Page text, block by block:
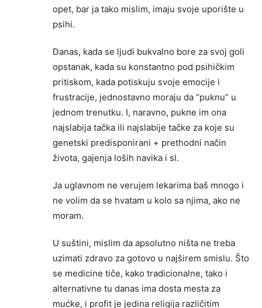
opet, bar ja tako mislim, imaju svoje uporište u
psihi.
Danas, kada se ljudi bukvalno bore za svoj goli
opstanak, kada su konstantno pod psihičkim
pritiskom, kada potiskuju svoje emocije i
frustracije, jednostavno moraju da “puknu” u
jednom trenutku. I, naravno, pukne im ona
najslabija tačka ili najslabije tačke za koje su
genetski predisponirani + prethodni način
života, gajenja loših navika i sl.
Ja uglavnom ne verujem lekarima baš mnogo i
ne volim da se hvatam u kolo sa njima, ako ne
moram.
U suštini, mislim da apsolutno ništa ne treba
uzimati zdravo za gotovo u najširem smislu. Što
se medicine tiče, kako tradicionalne, tako i
alternativne tu danas ima dosta mesta za
mućke, i profit je jedina religija različitim